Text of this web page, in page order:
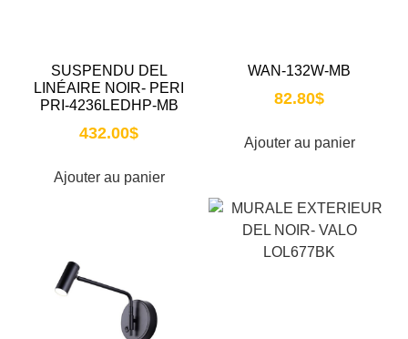
SUSPENDU DEL
LINÉAIRE NOIR- PERI
PRI-4236LEDHP-MB
432.00$
Ajouter au panier
WAN-132W-MB
82.80$
Ajouter au panier